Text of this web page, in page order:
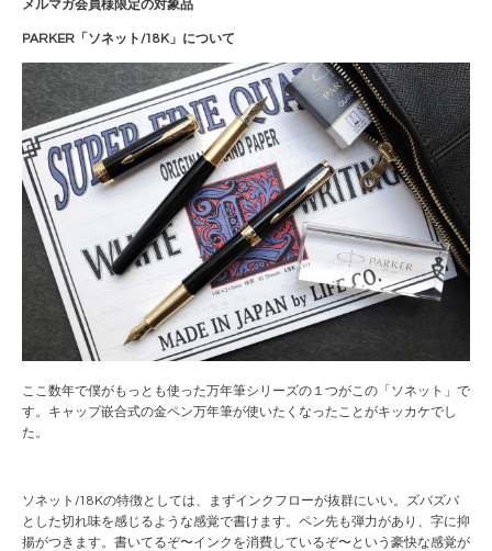
メルマガ会員様限定の対象品
PARKER「ソネット/18K」について
ここ数年で僕がもっとも使った万年筆シリーズの１つがこの「ソネット」で
す。キャップ嵌合式の金ペン万年筆が使いたくなったことがキッカケでし
た。
ソネット/18Kの特徴としては、まずインクフローが抜群にいい。ズバズバ
とした切れ味を感じるような感覚で書けます。ペン先も弾力があり、字に抑
揚がつきます。書いてるぞ〜インクを消費しているぞ〜という豪快な感覚が